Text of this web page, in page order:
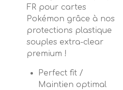
FR pour cartes
Pokémon grâce à nos
protections plastique
souples extra-clear
premium !
Perfect fit /
Maintien optimal